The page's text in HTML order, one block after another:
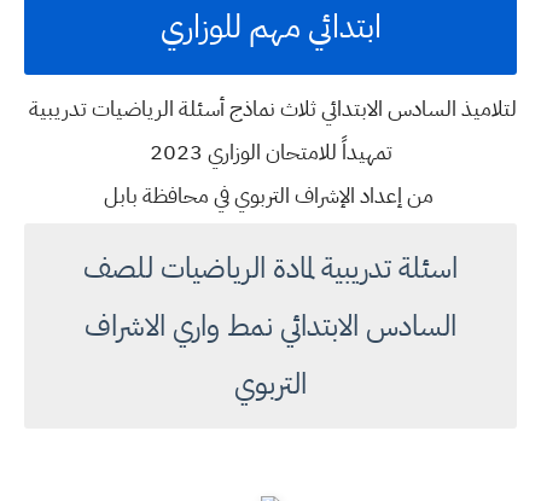
ابتدائي مهم للوزاري
لتلاميذ السادس الابتدائي ثلاث نماذج أسئلة الرياضيات تدريبية
تمهيداً للامتحان الوزاري 2023
من إعداد الإشراف التربوي في محافظة بابل
اسئلة تدريبية لمادة الرياضيات للصف
السادس الابتدائي نمط واري الاشراف
التربوي